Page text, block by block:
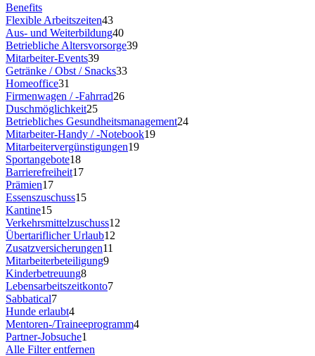
Benefits
Flexible Arbeitszeiten43
Aus- und Weiterbildung40
Betriebliche Altersvorsorge39
Mitarbeiter-Events39
Getränke / Obst / Snacks33
Homeoffice31
Firmenwagen / -Fahrrad26
Duschmöglichkeit25
Betriebliches Gesundheitsmanagement24
Mitarbeiter-Handy / -Notebook19
Mitarbeitervergünstigungen19
Sportangebote18
Barrierefreiheit17
Prämien17
Essenszuschuss15
Kantine15
Verkehrsmittelzuschuss12
Übertariflicher Urlaub12
Zusatzversicherungen11
Mitarbeiterbeteiligung9
Kinderbetreuung8
Lebensarbeitszeitkonto7
Sabbatical7
Hunde erlaubt4
Mentoren-/Traineeprogramm4
Partner-Jobsuche1
Alle Filter entfernen